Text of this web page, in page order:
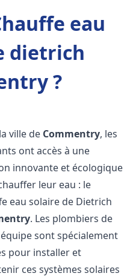
eau
dietrich
?
ville de Commentry, les
ont accès à une
innovante et écologique
leur eau : le
eau solaire de Dietrich
. Les plombiers de
sont spécialement
pour installer et
ces systèmes solaires